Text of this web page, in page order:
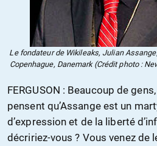
Le fondateur de Wikileaks, Julian
Copenhague, Danemark (Crédit photo :
FERGUSON : Beaucoup de
pensent qu’Assange est un
d’expression et de la liberté
décririez-vous ? Vous venez de